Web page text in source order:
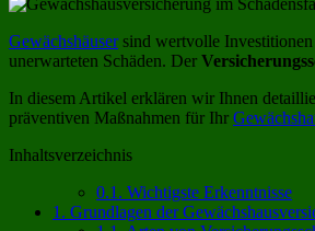
Gewächshäusersind wertvolle Investitionen
unerwarteten Schäden. Der
In diesem Artikel erklären wir Ihnen
präventiven Maßnahmen für Ihr
Inhaltsverzeichnis
0.1. Wichtigste Erkenntnisse
1. Grundlagen der